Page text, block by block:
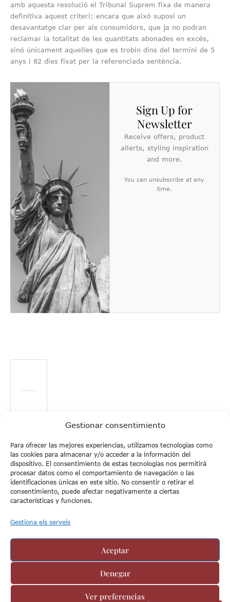
Gestionar consentimiento
Para ofrecer las mejores experiencias, utilizamos tecnologías como
las cookies para almacenar y/o acceder a la información del
dispositivo. El consentimiento de estas tecnologías nos permitirá
procesar datos como el comportamiento de navegación o las
identificaciones únicas en este sitio. No consentir o retirar el
consentimiento, puede afectar negativamente a ciertas
características y funciones.
Gestiona els serveis
Aceptar
Denegar
Ver preferencias
amb aquesta resolució el Tribunal Suprem fixa de manera
definitiva aquest criteri; encara que això suposi un
desavantatge clar per als consumidors, que ja no podran
reclamar la totalitat de les quantitats abonades en excés,
sinó únicament aquelles que es trobin dins del termini de 5
anys i 82 dies fixat per la referenciada sentència.
Sign Up for
Newsletter
Receive offers, product
allerts, styling inspiration
and more.
You can unsubscribe at any
time.
Related Posts
Leave a Reply
Heu d'